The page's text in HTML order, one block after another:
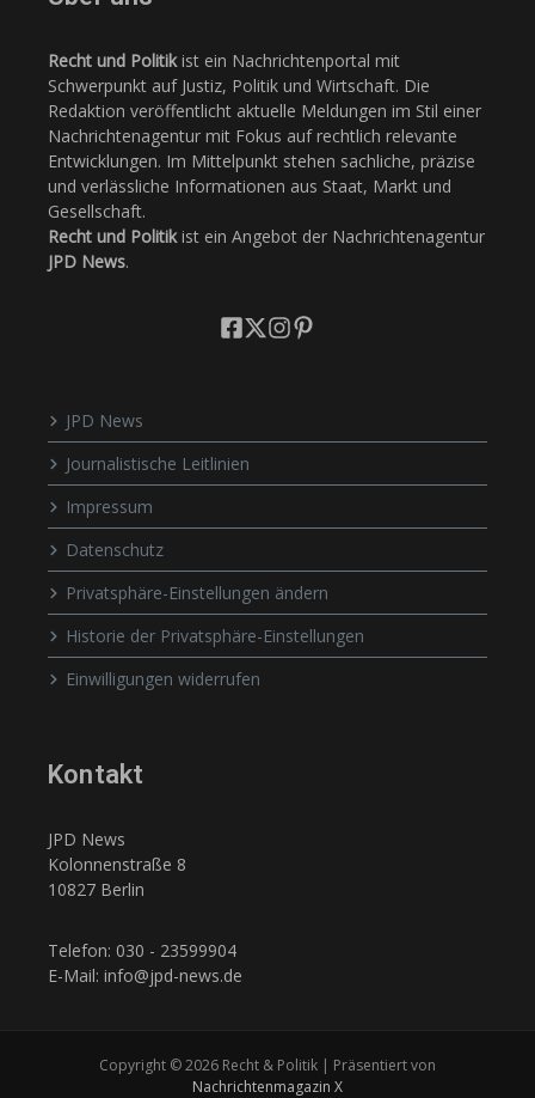
Recht und Politikist ein Nachrichtenportal mit
Schwerpunkt auf Justiz, Politik und Wirtschaft. Die
Redaktion veröffentlicht aktuelle Meldungen im Stil einer
Nachrichtenagentur mit Fokus auf rechtlich relevante
Entwicklungen. Im Mittelpunkt stehen sachliche, präzise
und verlässliche Informationen aus Staat, Markt und
Gesellschaft.
Recht und Politikist ein Angebot der Nachrichtenagentur
JPD News.
JPD News
Journalistische Leitlinien
Impressum
Datenschutz
Privatsphäre-Einstellungen ändern
Historie der Privatsphäre-Einstellungen
Einwilligungen widerrufen
Kontakt
JPD News
Kolonnenstraße 8
10827 Berlin
Telefon: 030 - 23599904
E-Mail: info@jpd-news.de
Copyright © 2026 Recht & Politik | Präsentiert von
Nachrichtenmagazin X